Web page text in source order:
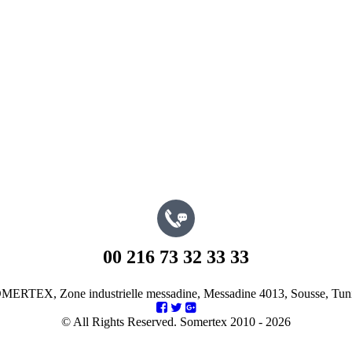
00 216 73 32 33 33
, Zone industrielle messadine, Messadine 4013, Sousse,
© All Rights Reserved. Somertex 2010 - 2026